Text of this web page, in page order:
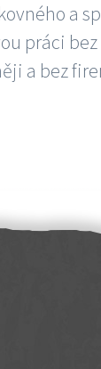
a
práci
a bez